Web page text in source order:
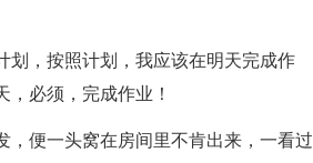
，按照计划，我应该在明天完成作
必须，完成作业！
便一头窝在房间里不肯出来，一看过